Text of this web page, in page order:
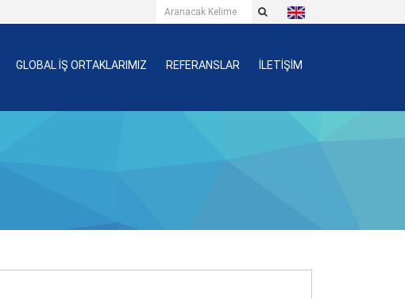
GLOBAL İŞ ORTAKLARIMIZ REFERANSLAR İLETİŞİM